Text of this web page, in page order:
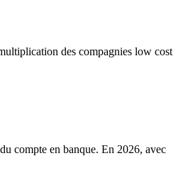
des compagnies low cost
compte en banque. En 2026, avec